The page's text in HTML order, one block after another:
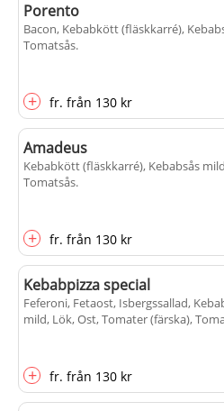
Porento
Bacon, Kebabkött (fläskkarré),
Tomatsås.
+ fr. från 130 kr
Amadeus
Kebabkött (fläskkarré), Kebabsås
Tomatsås.
+ fr. från 130 kr
Kebabpizza special
Feferoni, Fetaost, Isbergssallad,
mild, Lök, Ost, Tomater (färska),
+ fr. från 130 kr